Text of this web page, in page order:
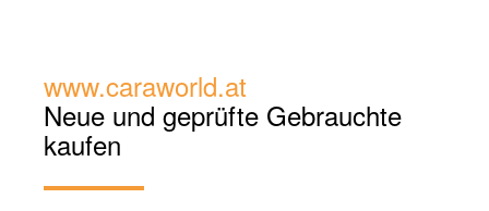
www.caraworld.at
Neue und geprüfte Gebrauchte
kaufen